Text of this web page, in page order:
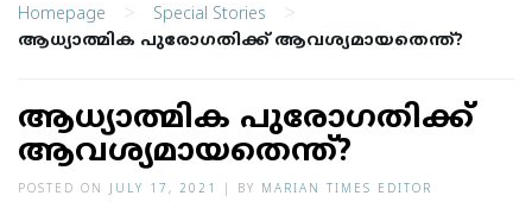
Homepage > Special Stories >
ആധ്യാത്മിക പുരോഗതിക്ക് ആവശ്യമായതെന്ത്?
ആധ്യാത്മിക പുരോഗതിക്ക്
ആവശ്യമായതെന്ത്?
POSTED ON JULY 17, 2021 BY MARIAN TIMES EDITOR